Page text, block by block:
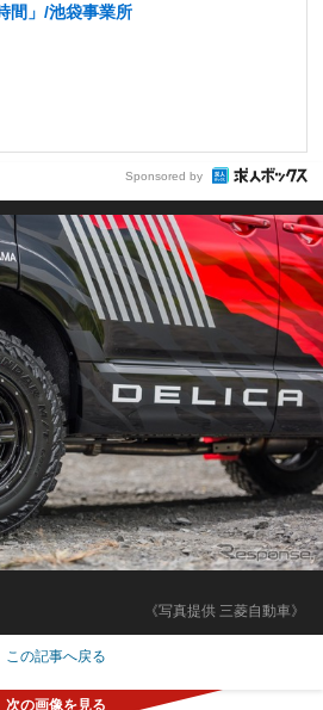
間」/池袋事業所
Sponsored by
《写真提供 三菱自動車》
この記事へ戻る